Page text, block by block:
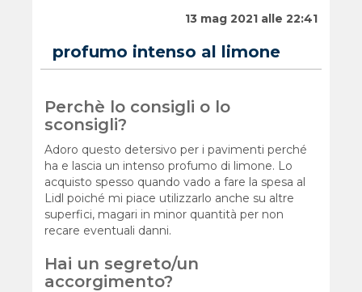
13 mag 2021 alle 22:41
profumo intenso al limone
Perchè lo consigli o lo
sconsigli?
Adoro questo detersivo per i pavimenti perché
ha e lascia un intenso profumo di limone. Lo
acquisto spesso quando vado a fare la spesa al
Lidl poiché mi piace utilizzarlo anche su altre
superfici, magari in minor quantità per non
recare eventuali danni.
Hai un segreto/un
accorgimento?